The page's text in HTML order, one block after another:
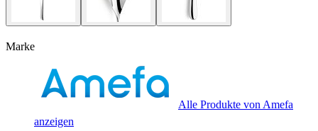
Marke
Alle Produkte von Amefa
anzeigen